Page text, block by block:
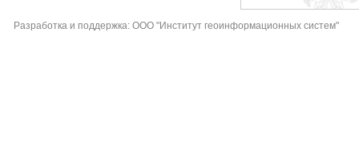
Разработка и поддержка: ООО "Институт геоинформационных систем"